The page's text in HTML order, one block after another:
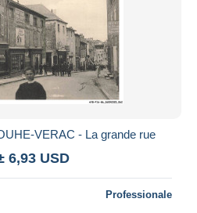
VERAC - La grande rue
6,93 USD
Professionale